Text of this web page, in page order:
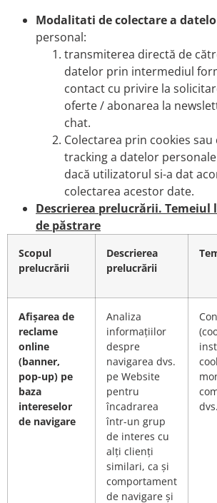
Modalitati de colectare a
personal:
transmiterea directă de
datelor prin intermediul
contact cu privire la
oferte / abonarea la
chat.
Colectarea prin cookies
tracking a datelor
dacă utilizatorul si-a dat
colectarea acestor date.
Descrierea prelucrării. Temeiul
de păstrare
Scopul
prelucrării
Descrierea
prelucrării
Afișarea de
reclame
online
(banner,
pop-up) pe
baza
intereselor
de navigare
Analiza
informațiilor
despre
navigarea dvs.
pe Website
pentru
încadrarea
într-un grup
de interes cu
alți clienți
similari, ca și
comportament
de navigare și